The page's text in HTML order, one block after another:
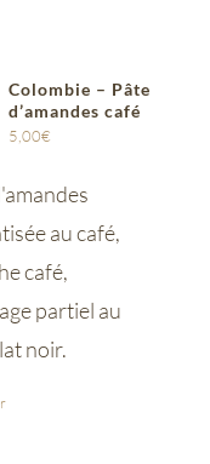
Colombie – Pâte
d’amandes café
5,00€
au café,
café,
partiel au
noir.